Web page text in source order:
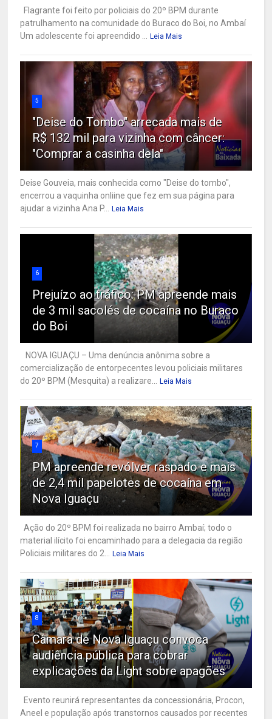
Flagrante foi feito por policiais do 20º BPM durante
patrulhamento na comunidade do Buraco do Boi, no Ambaí
Um adolescente foi apreendido ...
Leia Mais
5
"Deise do Tombo" arrecada mais de
R$ 132 mil para vizinha com câncer:
"Comprar a casinha dela"
Deise Gouveia, mais conhecida como "Deise do tombo",
encerrou a vaquinha onliine que fez em sua página para
ajudar a vizinha Ana P...
Leia Mais
6
Prejuízo ao tráfico: PM apreende mais
de 3 mil sacolés de cocaína no Buraco
do Boi
NOVA IGUAÇU – Uma denúncia anônima sobre a
comercialização de entorpecentes levou policiais militares
do 20º BPM (Mesquita) a realizare...
Leia Mais
7
PM apreende revólver raspado e mais
de 2,4 mil papelotes de cocaína em
Nova Iguaçu
Ação do 20º BPM foi realizada no bairro Ambaí; todo o
material ilícito foi encaminhado para a delegacia da região
Policiais militares do 2...
Leia Mais
8
Câmara de Nova Iguaçu convoca
audiência pública para cobrar
explicações da Light sobre apagões
Evento reunirá representantes da concessionária, Procon,
Aneel e população após transtornos causados por recentes